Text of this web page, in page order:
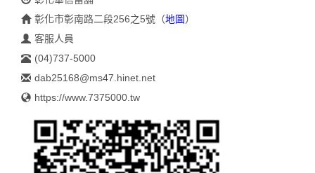
彰化市彰南路二段256之5號 （地圖）
客服人員
(04)737-5000
dab25168@ms47.hinet.net
https://www.7375000.tw